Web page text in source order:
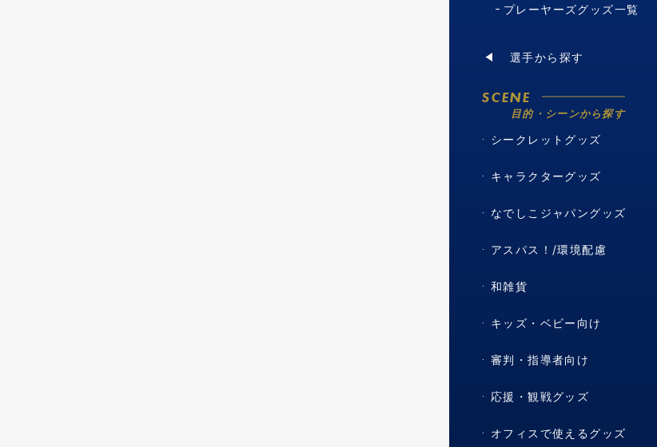
プレーヤーズグッズ一覧
選手から探す
SCENE
目的・シーンから探す
シークレットグッズ
キャラクターグッズ
なでしこジャパングッズ
アスパス！/環境配慮
和雑貨
キッズ・ベビー向け
審判・指導者向け
応援・観戦グッズ
オフィスで使えるグッズ